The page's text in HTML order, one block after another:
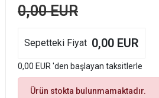
0,00 EUR
Sepetteki Fiyat 0,00 EUR
0,00 EUR 'den başlayan taksitlerle
Ürün stokta bulunmamaktadır.